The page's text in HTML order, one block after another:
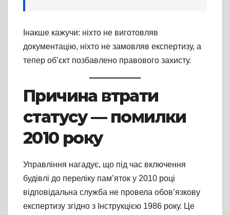
Інакше кажучи: ніхто не виготовляв
документацію, ніхто не замовляв експертизу, а
тепер об’єкт позбавлено правового захисту.
Причина втрати
статусу — помилки
2010 року
Управління нагадує, що під час включення
будівлі до переліку пам’яток у 2010 році
відповідальна служба не провела обов’язкову
експертизу згідно з Інструкцією 1986 року. Це